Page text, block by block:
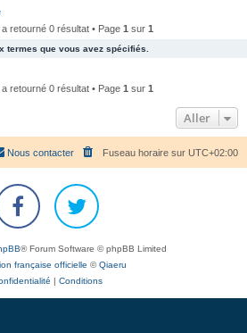
h
e
r
retourné 0 résultat • Page 1 sur 1
termes que vous avez spécifiés.
retourné 0 résultat • Page 1 sur 1
Aller
Fuseau horaire sur UTC+02:00
Nous contacter
® Forum Software © phpBB Limited
française officielle ©Qiaeru
| Conditions